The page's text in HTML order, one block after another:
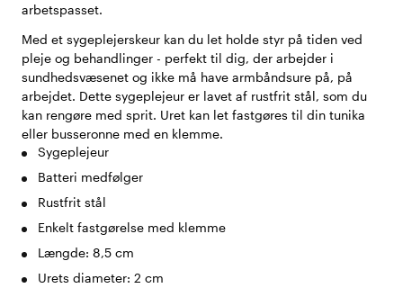
arbetspasset.
Med et sygeplejerskeur kan du let holde styr på tiden ved
pleje og behandlinger - perfekt til dig, der arbejder i
sundhedsvæsenet og ikke må have armbåndsure på, på
arbejdet. Dette sygeplejeur er lavet af rustfrit stål, som du
kan rengøre med sprit. Uret kan let fastgøres til din tunika
eller busseronne med en klemme.
Sygeplejeur
Batteri medfølger
Rustfrit stål
Enkelt fastgørelse med klemme
Længde: 8,5 cm
Urets diameter: 2 cm